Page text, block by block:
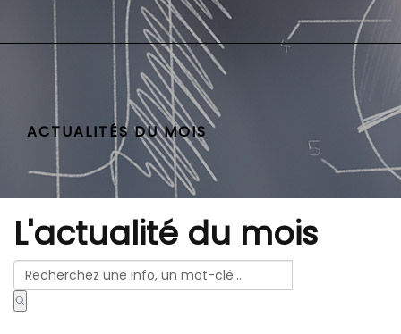
ACTUALITÉS DU MOIS
L'actualité du mois